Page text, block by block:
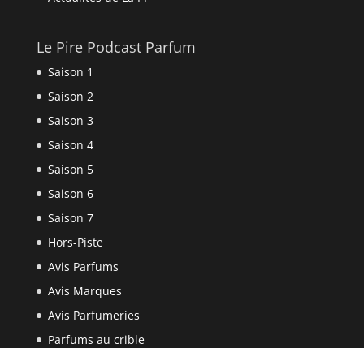
Le Pire Podcast Parfum
Saison 1
Saison 2
Saison 3
Saison 4
Saison 5
Saison 6
Saison 7
Hors-Piste
Avis Parfums
Avis Marques
Avis Parfumeries
Parfums au crible